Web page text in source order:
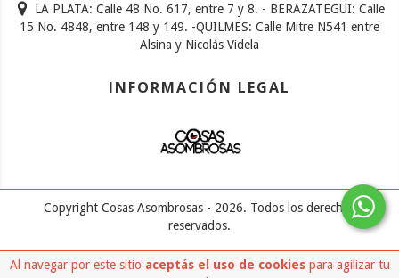
Al navegar por este sitio aceptás el uso de cookiespara agilizar tu
LA PLATA: Calle 48 No. 617, entre 7 y 8. - BERAZATEGUI: Calle
15 No. 4848, entre 148 y 149. -QUILMES: Calle Mitre N541 entre
Alsina y Nicolás Videla
INFORMACIÓN LEGAL
Copyright Cosas Asombrosas - 2026. Todos los derechos
reservados.
Defensa de las y los consumidores. Para reclamos ingresá acá.
Botón
de arrepentimiento